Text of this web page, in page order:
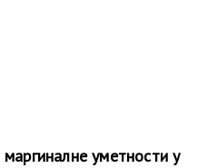
маргиналне уметности у